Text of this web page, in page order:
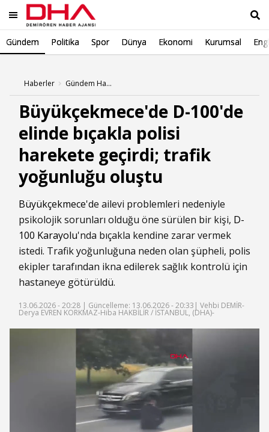
Gündem Politika Spor Dünya Ekonomi Kurumsal
Haberler Gündem Haberleri
Büyükçekmece'de D-100'de
elinde bıçakla polisi
harekete geçirdi; trafik
yoğunluğu oluştu
Büyükçekmece'de ailevi problemleri nedeniyle
psikolojik sorunları olduğu öne sürülen bir kişi, D-
100 Karayolu'nda bıçakla kendine zarar vermek
istedi. Trafik yoğunluğuna neden olan şüpheli, polis
ekipler tarafından ikna edilerek sağlık kontrolü için
hastaneye götürüldü.
13.06.2026 - 20:28 | Güncelleme: 13.06.2026 - 20:33 | Vehbi DEMİR-
Derya EVREN KORKMAZ-Hiba HAKBİLİR / İSTANBUL, (DHA)-